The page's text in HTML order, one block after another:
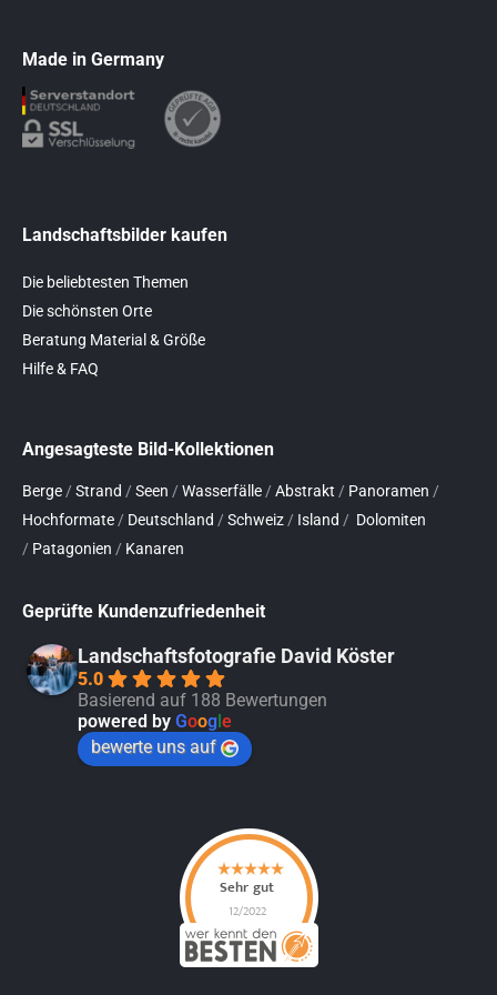
Made in Germany
Landschaftsbilder kaufen
Die beliebtesten Themen
Die schönsten Orte
Beratung Material & Größe
Hilfe & FAQ
Angesagteste Bild-Kollektionen
Berge / Strand / Seen / Wasserfälle / Abstrakt / Panoramen /
Hochformate / Deutschland / Schweiz / Island / Dolomiten
/ Patagonien / Kanaren
Geprüfte Kundenzufriedenheit
Landschaftsfotografie David Köster
5.0
Basierend auf 188 Bewertungen
powered by Google
bewerte uns auf